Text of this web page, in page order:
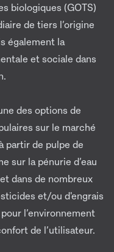
biologiques (GOTS)
de tiers l’origine
également la
et sociale dans
des options de
sur le marché
partir de pulpe de
sur la pénurie d’eau
dans de nombreux
et/ou d'engrais
l’environnement
de l’utilisateur.